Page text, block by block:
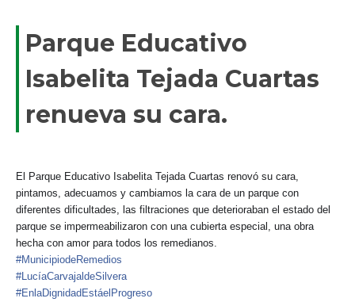
Parque Educativo
Isabelita Tejada Cuartas
renueva su cara.
​El Parque Educativo Isabelita Tejada Cuartas renovó su cara,
pintamos, adecuamos y cambiamos la cara de un parque con
diferentes dificultades, las filtraciones que deterioraban el estado del
parque se impermeabilizaron con una cubierta especial, una obra
hecha con amor para todos los remedianos.
#MunicipiodeRemedios
#LucíaCarvajaldeSilvera
#EnlaDignidadEstáelProgreso